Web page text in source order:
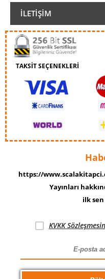
İLETIŞIM
TAKSİT SEÇENEKLERİ
https://
Yayınları
ilk
KVKK